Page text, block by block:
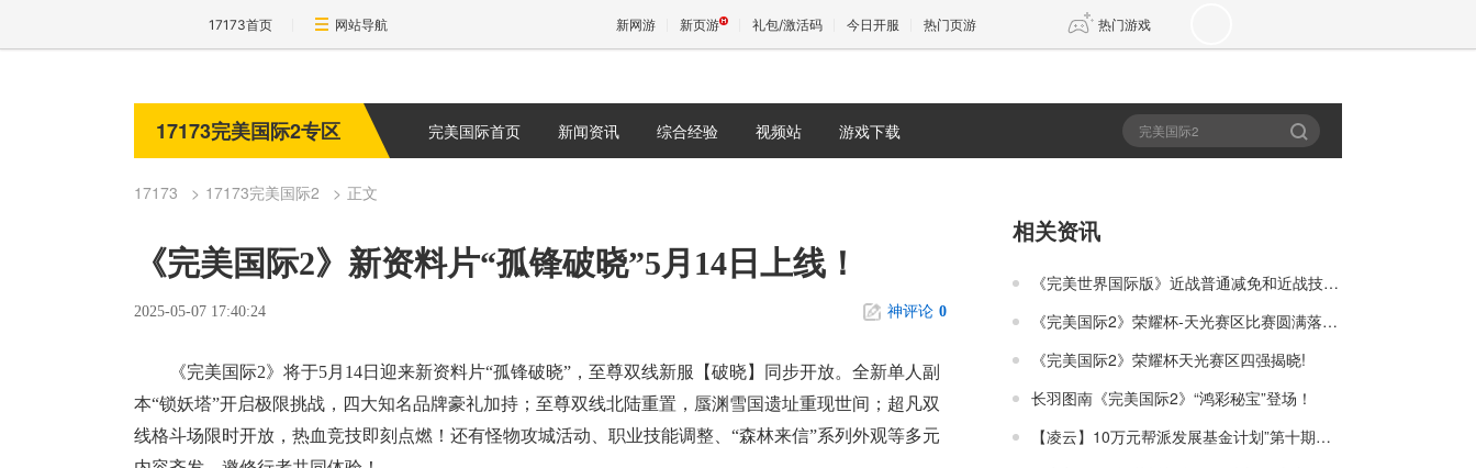
17173首页 网站导航 新网游 新页游 礼包/激活码 今日开服 热门页游 热门游戏
传奇4
17173完美国际2专区 完美国际首页 新闻资讯 综合经验 视频站 游戏下载
17173 17173完美国际2 正文
《完美国际2》新资料片“孤锋破晓”5月14日上线！
2025-05-07 17:40:24 神评论 0
《完美国际2》将于5月14日迎来新资料片“孤锋破晓”，至尊双线新服【破晓】同步开放。全新单人副
本“锁妖塔”开启极限挑战，四大知名品牌豪礼加持；至尊双线北陆重置，蜃渊雪国遗址重现世间；超凡双
线格斗场限时开放，热血竞技即刻点燃！还有怪物攻城活动、职业技能调整、“森林来信”系列外观等多元
相关资讯
《完美世界国际版》近战普通减免和近战技能减免
《完美国际2》荣耀杯-天光赛区比赛圆满落幕！
《完美国际2》荣耀杯天光赛区四强揭晓!
长羽图南《完美国际2》“鸿彩秘宝”登场！
【凌云】10万元帮派发展基金计划”第十期帮派荣耀值公示”